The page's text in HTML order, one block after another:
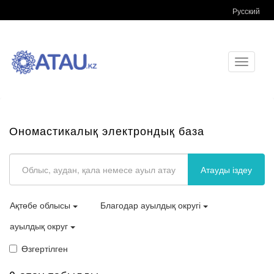
Русский
Toggle
Ономастикалық электрондық база
Атауды іздеу
Ақтөбе облысы
Благодар ауылдық округі
ауылдық округ
Өзгертілген